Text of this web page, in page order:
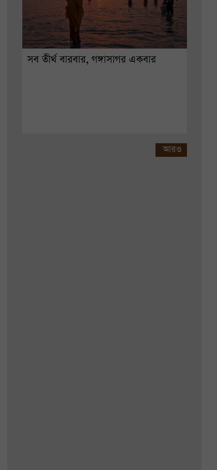
সব তীর্থ বারবার, গঙ্গাসাগর একবার
আরও